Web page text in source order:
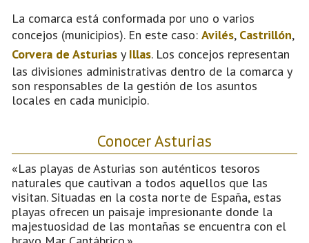
La comarca está conformada por uno o varios
concejos (municipios). En este caso: Avilés, Castrillón,
Corvera de Asturias y Illas. Los concejos representan
las divisiones administrativas dentro de la comarca y
son responsables de la gestión de los asuntos
locales en cada municipio.
Conocer Asturias
«Las playas de Asturias son auténticos tesoros
naturales que cautivan a todos aquellos que las
visitan. Situadas en la costa norte de España, estas
playas ofrecen un paisaje impresionante donde la
majestuosidad de las montañas se encuentra con el